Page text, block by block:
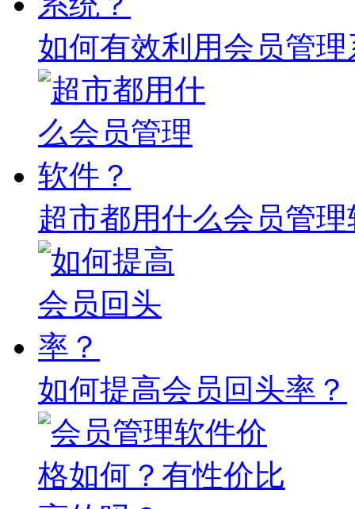
如何有效利用会员管
超市都用什么会员管
如何提高会员回头率？